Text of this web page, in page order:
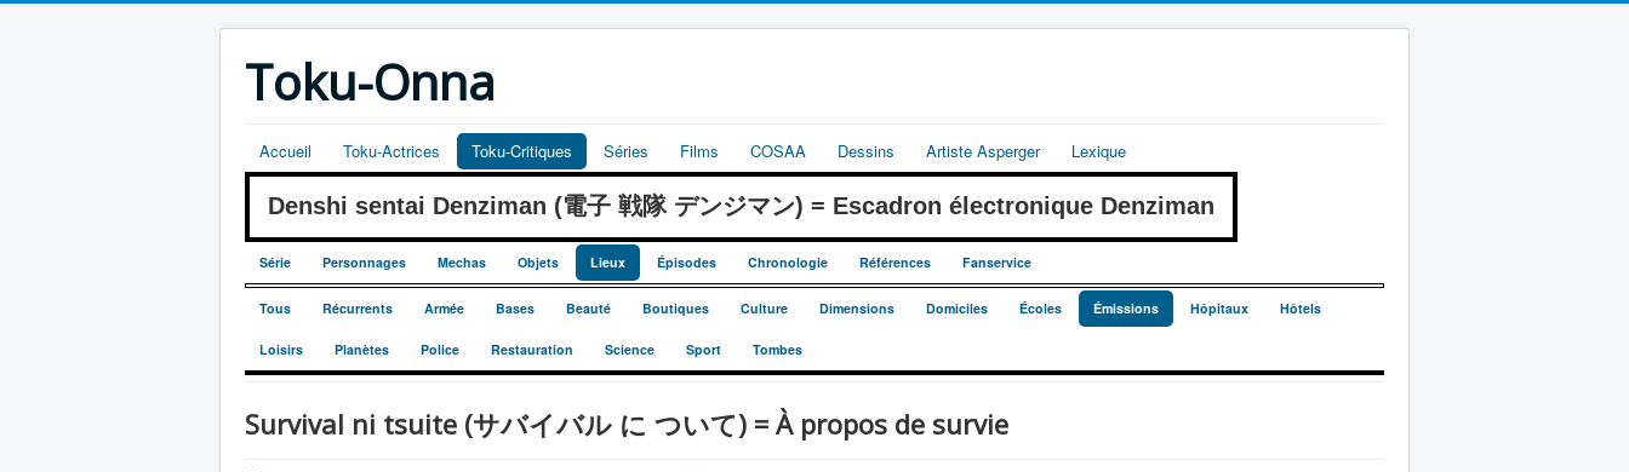
Toku-Onna
Accueil Toku-Actrices Toku-Critiques Séries Films COSAA Dessins Artiste Asperger Lexique
Denshi sentai Denziman (電子 戦隊 デンジマン) = Escadron électronique Denziman
Série Personnages Mechas Objets Lieux Épisodes Chronologie Références Fanservice
Tous Récurrents Armée Bases Beauté Boutiques Culture Dimensions Domiciles Écoles Émissions Hôpitaux Hôtels
Loisirs Planètes Police Restauration Science Sport Tombes
Survival ni tsuite (サバイバル に ついて) = À propos de survie